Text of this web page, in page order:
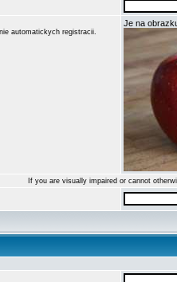
automatickych registracii.
Je na
If you are visually impaired or cannot